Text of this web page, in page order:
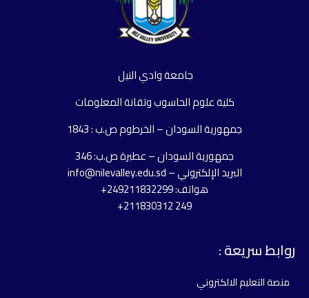
جامعة وادي النيل
كلية علوم الحاسوب وتقانة المعلومات
جمهورية السودان – الخرطوم ص.ب : 1843
جمهورية السودان – عطبرة ص.ب: 346
البريد الإلكتروني – info@nilevalley.edu.sd
هواتف: 249211832299+
249 211830312+
روابط سريعة :
منصة التعليم الالكتروني